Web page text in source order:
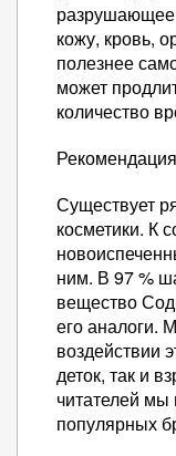
разрушающее
кожу, кровь,
полезнее
может
количество
Существует
косметики. К
ним. В 97 %
вещество
его аналоги.
воздействии
деток, так и
читателей
популярных